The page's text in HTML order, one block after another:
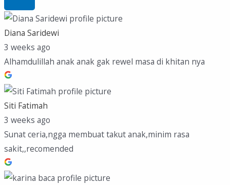
Diana Saridewi
3 weeks ago
Alhamdulillah anak anak gak rewel masa di khitan nya
Siti Fatimah
3 weeks ago
Sunat ceria,ngga membuat takut anak,minim rasa
sakit,,recomended